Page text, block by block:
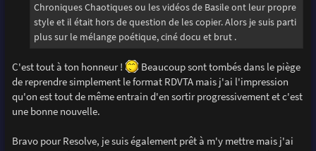
Chroniques Chaotiques ou les vidéos de Basile ont leur propre
style et il était hors de question de les copier. Alors je suis parti
plus sur le mélange poétique, ciné docu et brut .
C'est tout à ton honneur !
Beaucoup sont tombés dans le piège
de reprendre simplement le format RDVTA mais j'ai l'impression
qu'on est tout de même entrain d'en sortir progressivement et c'est
une bonne nouvelle.
Bravo pour Resolve, je suis également prêt à m'y mettre mais j'ai